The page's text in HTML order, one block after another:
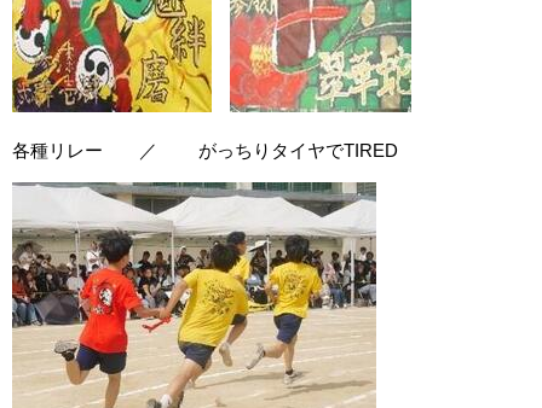
各種リレー ／ がっちりタイヤでTIRED